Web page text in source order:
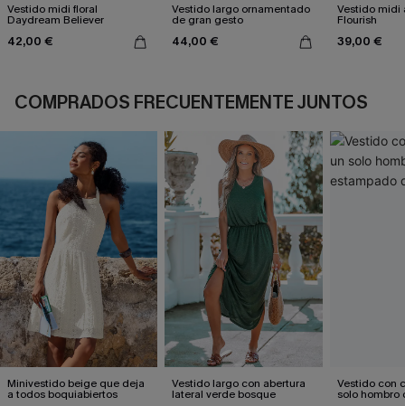
Vestido midi floral
Daydream Believer
42,00 €
Vestido largo ornamentado
de gran gesto
44,00 €
Vestido midi
Flourish
39,00 €
COMPRADOS FRECUENTEMENTE JUNTOS
Minivestido beige que deja
a todos boquiabiertos
Vestido largo con abertura
lateral verde bosque
Vestido con
solo hombro